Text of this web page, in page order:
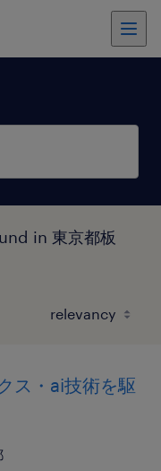
in 東京都板
ス・ai技術を駆